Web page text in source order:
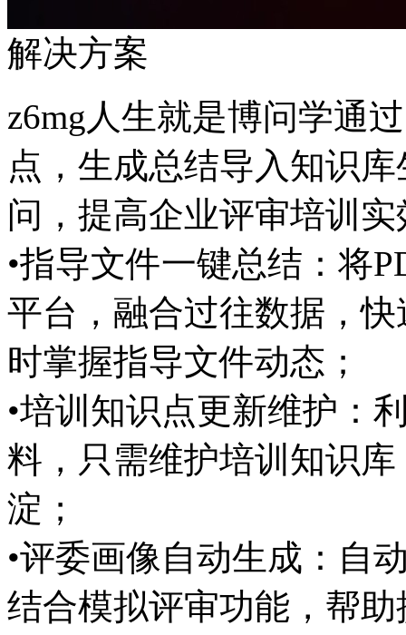
解决方案
z6mg人生就是博问学通
点，生成总结导入知识
问，提高企业评审培训
•指导文件一键总结：
平台，融合过往数据
时掌握指导文件动态；
•培训知识点更新维护
料，只需维护培训知识
淀；
•评委画像自动生成：自
结合模拟评审功能，帮